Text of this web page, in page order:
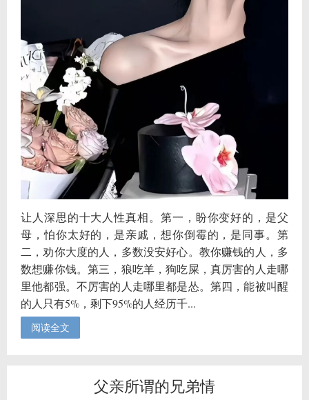
让人深思的十大人性真相。第一，盼你变好的，是父
母，怕你太好的，是亲戚，想你倒霉的，是同事。第
二，劝你大度的人，多数没安好心。教你赚钱的人，多
数想赚你钱。第三，狼吃羊，狗吃屎，真厉害的人走哪
里他都强。不厉害的人走哪里都是怂。第四，能被叫醒
的人只有5%，剩下95%的人经历千...
阅读全文
父亲所谓的兄弟情